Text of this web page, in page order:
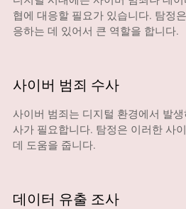
협에 대응할 필요가 있습니다. 탐정
응하는 데 있어서 큰 역할을 합니다.
사이버 범죄 수사
사이버 범죄는 디지털 환경에서 발
사가 필요합니다. 탐정은 이러한 사
데 도움을 줍니다.
데이터 유출 조사